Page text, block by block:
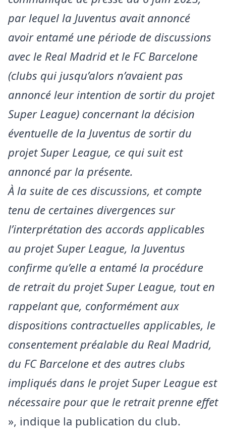
par lequel la Juventus avait annoncé
avoir entamé une période de discussions
avec le Real Madrid et le FC Barcelone
(clubs qui jusqu’alors n’avaient pas
annoncé leur intention de sortir du projet
Super League) concernant la décision
éventuelle de la Juventus de sortir du
projet Super League, ce qui suit est
annoncé par la présente.
À la suite de ces discussions, et compte
tenu de certaines divergences sur
l’interprétation des accords applicables
au projet Super League, la Juventus
confirme qu’elle a entamé la procédure
de retrait du projet Super League, tout en
rappelant que, conformément aux
dispositions contractuelles applicables, le
consentement préalable du Real Madrid,
du FC Barcelone et des autres clubs
impliqués dans le projet Super League est
nécessaire pour que le retrait prenne effet
», indique la publication du club.